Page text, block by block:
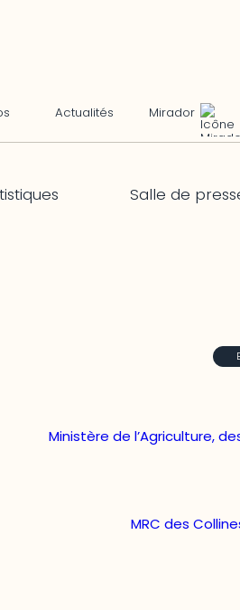
Actualités Mirador
Salle de
Ministère de l’Agriculture,
MRC des